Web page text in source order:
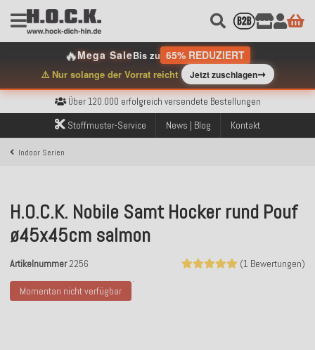
🔥Mega SaleBis zu 65% REDUZIERT
⚠️ Nur solange der Vorrat reicht Jetzt zuschlagen➞
Kostenloser Versand innerhalb Deutschlands ab 99€ Bestellwert
Über 120.000 erfolgreich versendete Bestellungen
Sicher bezahlen mit Klarna, PayPal & Amazon Pay
Kostenloser Versand innerhalb Deutschlands ab 99€ Bestellwert
Über 120.000 erfolgreich versendete Bestellungen
Kostenloser Versand innerhalb Deutschlands ab 99€ Bestellwert
Stoffmuster-Service News | Blog Kontakt
Indoor Serien
Momentan nicht verfügbar
H.O.C.K. Nobile Samt Hocker rund Pouf
ø45x45cm salmon
(1 Bewertungen)
Artikelnummer2256